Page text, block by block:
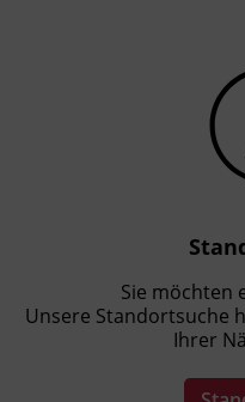
Sie möchten
Unsere Standortsuche
Ihrer